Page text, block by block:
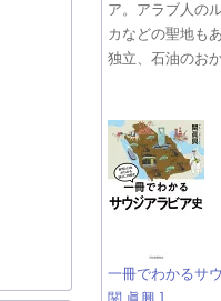
ア。アラブ人の
カなどの聖地も
独立、石油のお
一冊でわかるサ